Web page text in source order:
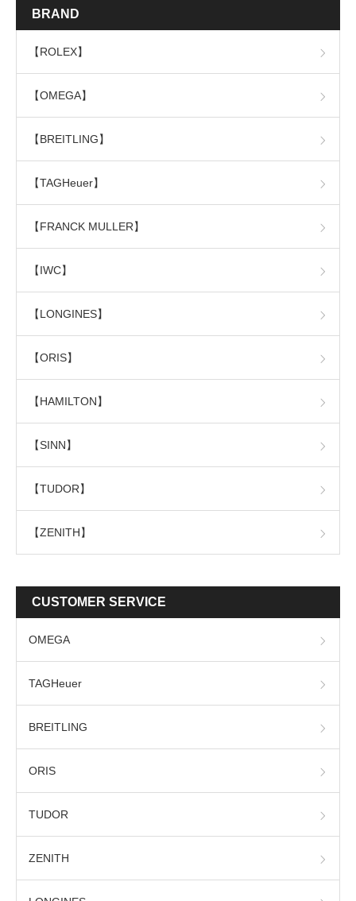
BRAND
【ROLEX】
【OMEGA】
【BREITLING】
【TAGHeuer】
【FRANCK MULLER】
【IWC】
【LONGINES】
【ORIS】
【HAMILTON】
【SINN】
【TUDOR】
【ZENITH】
CUSTOMER SERVICE
OMEGA
TAGHeuer
BREITLING
ORIS
TUDOR
ZENITH